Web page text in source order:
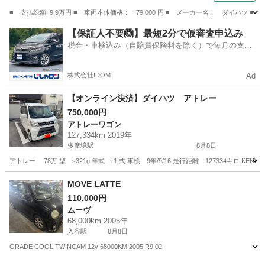
■ 支払総額: 9.9万円 ■ 車両本体価格： 79,000 円 ■ メーカー名： ダイハツ ■
群馬 安中市 ムーヴ
【保証人不要🙆】最短2分で仮審査申込み
税金・車検込み（自賠責保険料を除く）で毎月の支払
株式会社IDOM Ad
【オンライン決済】ダイハツ アトレー
750,000円
アトレーワゴン
127,334km 2019年
多摩境駅 8月8日
アトレー 78万 型 s321g 年式 r1 式 車検 9年/9/16 走行距離 127334キロ
神奈川 相模原市MOVE LATTE
110,000円
ムーヴ
68,000km 2005年
入谷駅 8月8日
GRADE COOL TWINCAM 12v 68000KM 2005 R9.02